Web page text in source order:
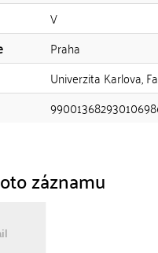
V
Praha
Univerzita Karlova,
záznamu